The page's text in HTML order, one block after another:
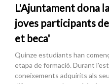
L'Ajuntament dona
joves participants
et beca'
Quinze estudiants han
etapa de formació. Durant
coneixements adquirits als